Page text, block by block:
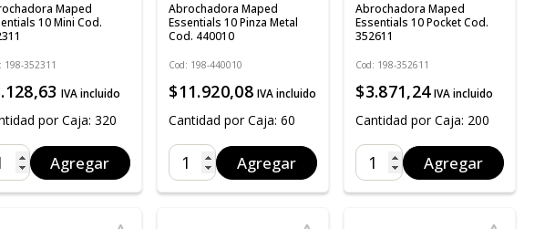
Maped
10 Mini Cod.
198-352311
IVA incluido
por Caja: 320
Agregar
Abrochadora Maped
Essentials 10 Pinza Metal
Cod. 440010
Cod: 198-440010
$11.920,08 IVA incluido
Cantidad por Caja: 60
Agregar
Abrochadora Maped
Essentials 10 Pocket Cod.
352611
Cod: 198-352611
$3.871,24 IVA incluido
Cantidad por Caja: 200
Agregar